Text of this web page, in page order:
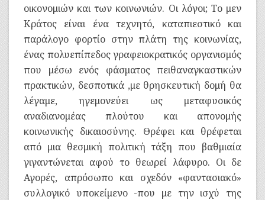
οικονομιών και των κοινωνιών. Οι λόγοι; Το μεν
Κράτος είναι ένα τεχνητό, καταπιεστικό και
παράλογο φορτίο στην πλάτη της κοινωνίας,
ένας πολυεπίπεδος γραφειοκρατικός οργανισμός
που μέσω ενός φάσματος πειθαναγκαστικών
πρακτικών, δεσποτικά ,με θρησκευτική δομή θα
λέγαμε, ηγεμονεύει ως μεταφυσικός
αναδιανομέας πλούτου και απονομής
κοινωνικής δικαιοσύνης. Θρέφει και θρέφεται
από μια θεσμική πολιτική τάξη που βαθμιαία
γιγαντώνεται αφού το θεωρεί λάφυρο. Οι δε
Αγορές, απρόσωπο και σχεδόν «φαντασιακό»
συλλογικό υποκείμενο -που με την ισχύ της